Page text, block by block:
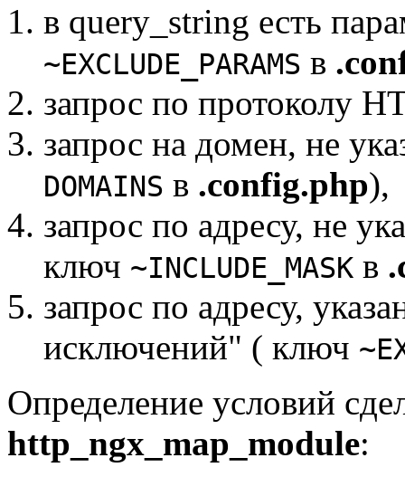
в query_string есть
~EXCLUDE_PARAMS в
запрос по протоколу
запрос на домен, не
DOMAINS в .config.php),
запрос по адресу, не
ключ ~INCLUDE_MASK в
запрос по адресу,
исключений" ( ключ
Определение условий
http_ngx_map_module: